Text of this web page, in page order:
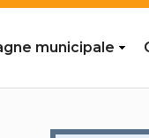
municipale